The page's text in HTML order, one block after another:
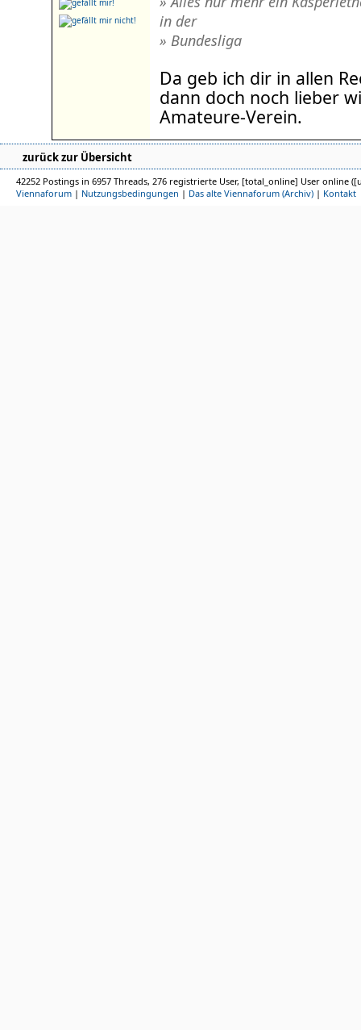
in der
» Bundesliga
Da geb ich dir in allen
dann doch noch lieber
Amateure-Verein.
zurück zur Übersicht
42252 Postings in 6957 Threads, 276 registrierte User, [total_online] User online
Viennaforum | Nutzungsbedingungen | Das alte Viennaforum (Archiv) | Kontakt